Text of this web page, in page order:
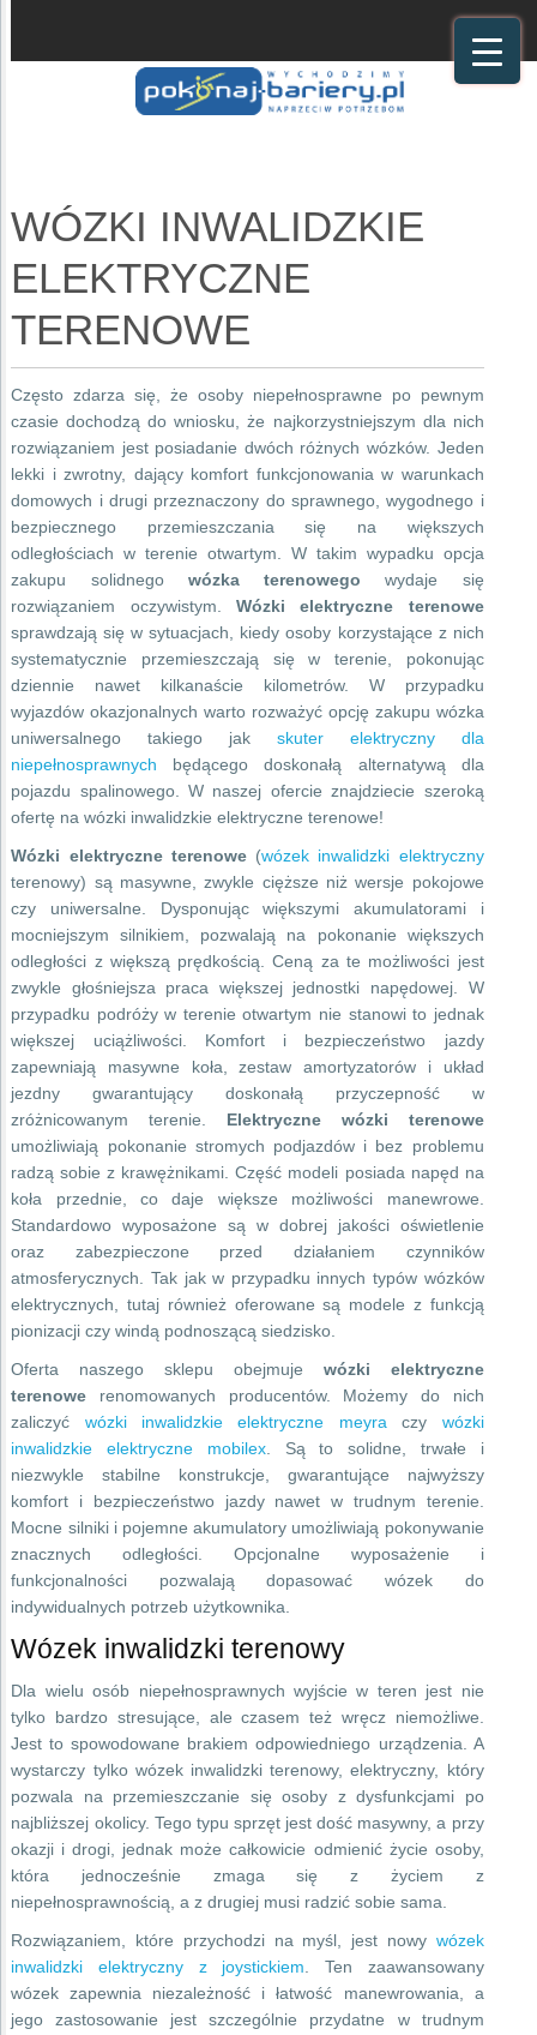
WÓZKI INWALIDZKIE
ELEKTRYCZNE
TERENOWE
Często zdarza się, że osoby niepełnosprawne po pewnym
czasie dochodzą do wniosku, że najkorzystniejszym dla nich
rozwiązaniem jest posiadanie dwóch różnych wózków. Jeden
lekki i zwrotny, dający komfort funkcjonowania w warunkach
domowych i drugi przeznaczony do sprawnego, wygodnego i
bezpiecznego przemieszczania się na większych
odległościach w terenie otwartym. W takim wypadku opcja
zakupu solidnego wózka terenowego wydaje się
rozwiązaniem oczywistym. Wózki elektryczne terenowe
sprawdzają się w sytuacjach, kiedy osoby korzystające z nich
systematycznie przemieszczają się w terenie, pokonując
dziennie nawet kilkanaście kilometrów. W przypadku
wyjazdów okazjonalnych warto rozważyć opcję zakupu wózka
uniwersalnego takiego jak skuter elektryczny dla
niepełnosprawnych będącego doskonałą alternatywą dla
pojazdu spalinowego. W naszej ofercie znajdziecie szeroką
ofertę na wózki inwalidzkie elektryczne terenowe!
Wózki elektryczne terenowe(wózek inwalidzki elektryczny
terenowy) są masywne, zwykle cięższe niż wersje pokojowe
czy uniwersalne. Dysponując większymi akumulatorami i
mocniejszym silnikiem, pozwalają na pokonanie większych
odległości z większą prędkością. Ceną za te możliwości jest
zwykle głośniejsza praca większej jednostki napędowej. W
przypadku podróży w terenie otwartym nie stanowi to jednak
większej uciążliwości. Komfort i bezpieczeństwo jazdy
zapewniają masywne koła, zestaw amortyzatorów i układ
jezdny gwarantujący doskonałą przyczepność w
zróżnicowanym terenie. Elektryczne wózki terenowe
umożliwiają pokonanie stromych podjazdów i bez problemu
radzą sobie z krawężnikami. Część modeli posiada napęd na
koła przednie, co daje większe możliwości manewrowe.
Standardowo wyposażone są w dobrej jakości oświetlenie
oraz zabezpieczone przed działaniem czynników
atmosferycznych. Tak jak w przypadku innych typów wózków
elektrycznych, tutaj również oferowane są modele z funkcją
pionizacji czy windą podnoszącą siedzisko.
Oferta naszego sklepu obejmuje wózki elektryczne
terenowe renomowanych producentów. Możemy do nich
zaliczyć wózki inwalidzkie elektryczne meyra czy wózki
inwalidzkie elektryczne mobilex. Są to solidne, trwałe i
niezwykle stabilne konstrukcje, gwarantujące najwyższy
komfort i bezpieczeństwo jazdy nawet w trudnym terenie.
Mocne silniki i pojemne akumulatory umożliwiają pokonywanie
znacznych odległości. Opcjonalne wyposażenie i
funkcjonalności pozwalają dopasować wózek do
indywidualnych potrzeb użytkownika.
Wózek inwalidzki terenowy
Dla wielu osób niepełnosprawnych wyjście w teren jest nie
tylko bardzo stresujące, ale czasem też wręcz niemożliwe.
Jest to spowodowane brakiem odpowiedniego urządzenia. A
wystarczy tylko wózek inwalidzki terenowy, elektryczny, który
pozwala na przemieszczanie się osoby z dysfunkcjami po
najbliższej okolicy. Tego typu sprzęt jest dość masywny, a przy
okazji i drogi, jednak może całkowicie odmienić życie osoby,
która jednocześnie zmaga się z życiem z
niepełnosprawnością, a z drugiej musi radzić sobie sama.
Rozwiązaniem, które przychodzi na myśl, jest nowy wózek
inwalidzki elektryczny z joystickiem . Ten zaawansowany
wózek zapewnia niezależność i łatwość manewrowania, a
jego zastosowanie jest szczególnie przydatne w trudnym